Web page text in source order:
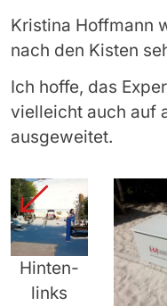
Kristina Hoffmann
nach den Kisten
Ich hoffe, das
vielleicht auch auf
ausgeweitet.
Hinten-
links